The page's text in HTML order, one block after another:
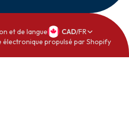
et de langue CAD/FR
électronique propulsé par Shopify